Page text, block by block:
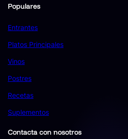
Populares
Entrantes
Platos Principales
Vinos
Postres
Recetas
Suplementos
Contacta con nosotros